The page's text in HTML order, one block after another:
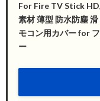
For Fire TV Stick
素材 薄型 防水防塵
モコン用カバー for
ー